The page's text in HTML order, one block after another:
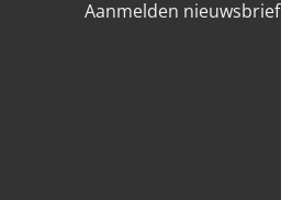
Aanmelden nieuwsbrief